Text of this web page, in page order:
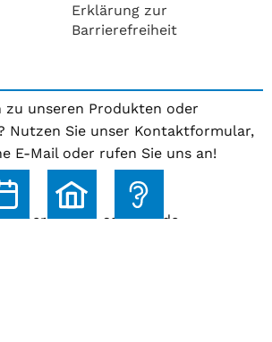
Erklärung zur
Barrierefreiheit
zu unseren Produkten oder
Nutzen Sie unser Kontaktformular,
E-Mail oder rufen Sie uns an!
schmitz.de